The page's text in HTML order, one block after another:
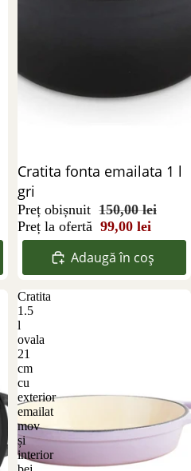
Reducere 34%
Cratita fonta emailata 1 l
gri
Preț obișnuit 150,00 lei
Preț la ofertă 99,00 lei
Adaugă în coș
Cratita
1.5
l
ovala
21
cm
cu
exterior
emailat
mov
și
interior